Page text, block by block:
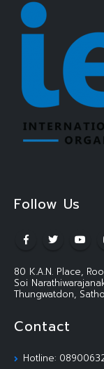
Follow Us
80 K.A.N. Place,
Soi
Thungwatdon,
Contact
Hotline: